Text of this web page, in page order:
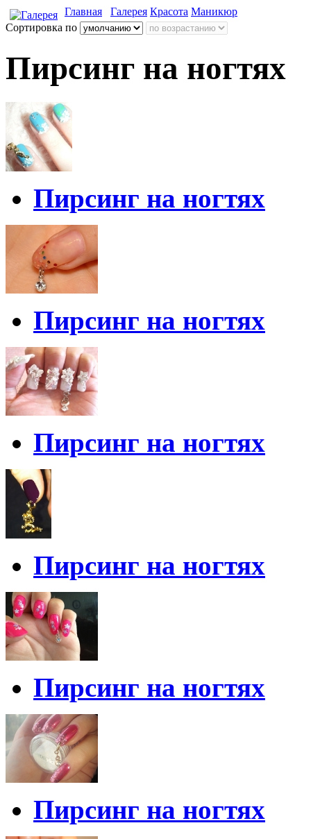
Главная Галерея Красота Маникюр
Сортировка по
Пирсинг на ногтях
Пирсинг на ногтях
Пирсинг на ногтях
Пирсинг на ногтях
Пирсинг на ногтях
Пирсинг на ногтях
Пирсинг на ногтях